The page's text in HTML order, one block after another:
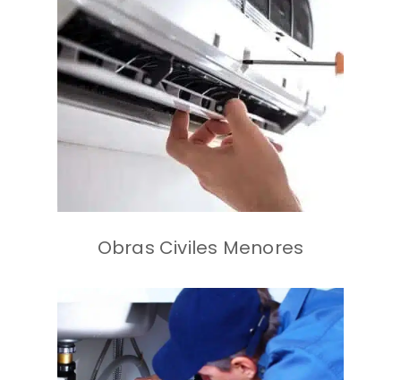
Mantención de aire
acondicionado
industrial.
Mantención de Hvac.
Sistema de
calefacción y
de Agua
caliente.
Suministro de
repuestos y equipos.
Obras Civiles Menores
Gasfitería
Cerrajería